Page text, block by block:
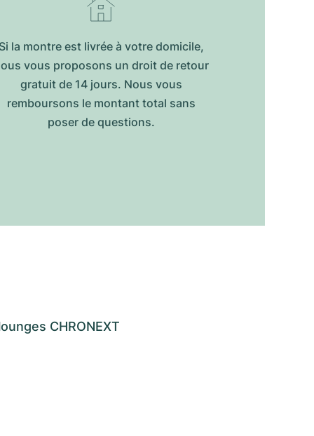
la montre est livrée à votre domicile,
vous proposons un droit de retour
gratuit de 14 jours. Nous vous
remboursons le montant total sans
poser de questions.
CHRONEXT